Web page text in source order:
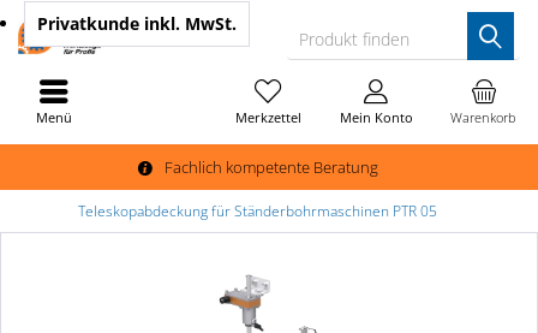
Fachlich kompetente Beratung
Produkt finden
Warenkorb
Merkzettel Mein Konto
Privatkunde inkl. MwSt.
Menü
Teleskopabdeckung für Ständerbohrmaschinen PTR 05